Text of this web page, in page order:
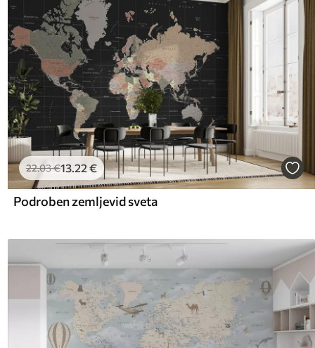
22.03€13.22 €
Podroben zemljevid sveta